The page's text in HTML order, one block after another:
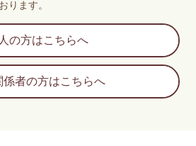
ります。
の方はこちらへ
係者の方はこちらへ